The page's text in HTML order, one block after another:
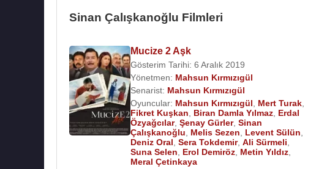
Sinan Çalışkanoğlu Filmleri
Mucize 2 Aşk
Gösterim Tarihi: 6 Aralık 2019
Yönetmen: Mahsun Kırmızıgül
Senarist: Mahsun Kırmızıgül
Oyuncular: Mahsun Kırmızıgül Mert Turak
Fikret Kuşkan
Biran Damla Yılmaz Erdal
Özyağcılar, Şenay Gürler, Sinan
Çalışkanoğlu
Melis Sezen Levent Sülün
Deniz Oral Sera Tokdemir, Ali Sürmeli
Suna Selen
Erol Demiröz Metin Yıldız
Meral Çetinkaya